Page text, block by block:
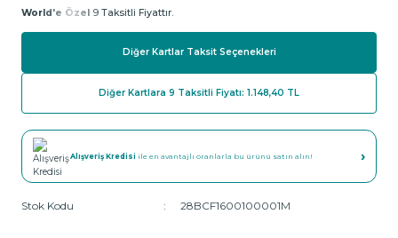
World'e Özel 9 Taksitli Fiyattır.
Diğer Kartlar Taksit Seçenekleri
Diğer Kartlara 9 Taksitli Fiyatı: 1.148,40 TL
Alışveriş Kredisi ile en avantajlı oranlarla bu ürünü satın alın! ›
Stok Kodu 28BCF1600100001M